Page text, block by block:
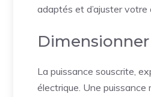
adaptés et d’ajuster votre
La puissance souscrite,
électrique. Une